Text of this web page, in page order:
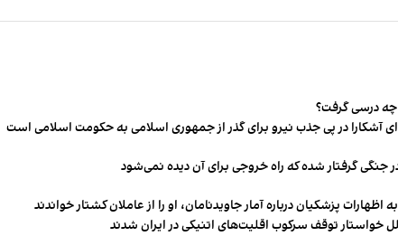
چه درسی گرفت؟
آشکارا در پی جذب نیرو برای گذر از جمهوری اسلامی به حکومت اسلامی است
جنگی گرفتار شده که راه خروجی برای آن دیده نمی‌شود
پزشکیان درباره آمار جاویدنامان، او را از عاملان کشتار خواندند
خواستار توقف سرکوب اقلیت‌های اتنیکی در ایران شدند